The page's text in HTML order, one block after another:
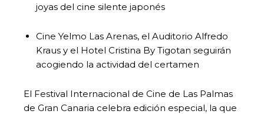
joyas del cine silente japonés
Cine Yelmo Las Arenas, el Auditorio Alfredo
Kraus y el Hotel Cristina By Tigotan seguirán
acogiendo la actividad del certamen
El Festival Internacional de Cine de Las Palmas
de Gran Canaria celebra edición especial, la que